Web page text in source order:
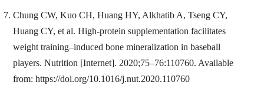
Chung CW, Kuo CH, Huang HY, Alkhatib A, Tseng CY,
Huang CY, et al. High-protein supplementation facilitates
weight training–induced bone mineralization in baseball
players. Nutrition [Internet]. 2020;75–76:110760. Available
from: https://doi.org/10.1016/j.nut.2020.110760